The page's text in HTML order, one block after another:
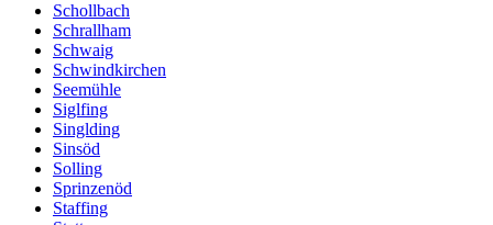
Schollbach
Schrallham
Schwaig
Schwindkirchen
Seemühle
Siglfing
Singlding
Sinsöd
Solling
Sprinzenöd
Staffing